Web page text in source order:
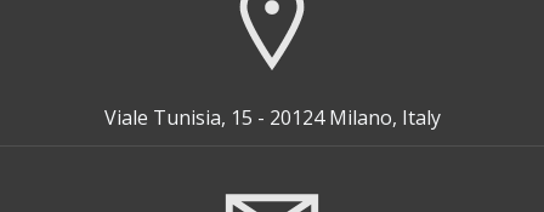
Viale Tunisia, 15 - 20124 Milano, Italy